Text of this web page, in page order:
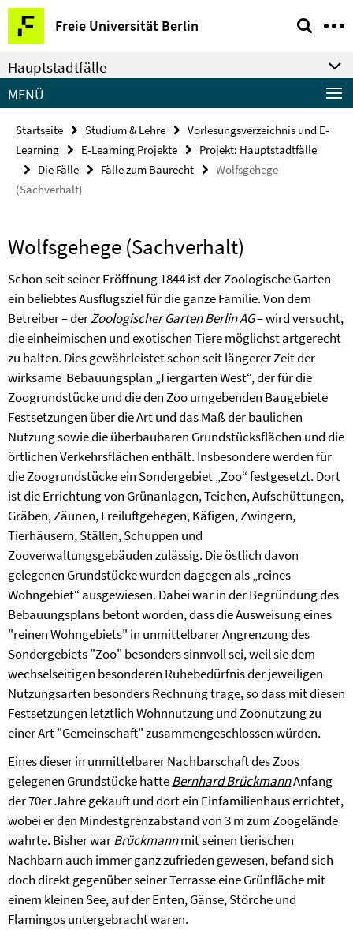
Springe
direkt
zu
Inhalt
Freie Universität Berlin
Service-
Navigation
Hauptstadtfälle
MENÜ
Startseite Studium & Lehre
Vorlesungsverzeichnis und E-
Learning
E-Learning Projekte
Projekt: Hauptstadtfälle
Die Fälle
Fälle zum Baurecht
Wolfsgehege
(Sachverhalt)
Wolfsgehege (Sachverhalt)
Schon seit seiner Eröffnung 1844 ist der Zoologische Garten
ein beliebtes Ausflugsziel für die ganze Familie. Von dem
Betreiber – derZoologischer Garten Berlin AG– wird versucht,
die einheimischen und exotischen Tiere möglichst artgerecht
zu halten. Dies gewährleistet schon seit längerer Zeit der
wirksame Bebauungsplan „Tiergarten West“, der für die
Zoogrundstücke und die den Zoo umgebenden Baugebiete
Festsetzungen über die Art und das Maß der baulichen
Nutzung sowie die überbaubaren Grundstücksflächen und die
örtlichen Verkehrsflächen enthält. Insbesondere werden für
die Zoogrundstücke ein Sondergebiet „Zoo“ festgesetzt. Dort
ist die Errichtung von Grünanlagen, Teichen, Aufschüttungen,
Gräben, Zäunen, Freiluftgehegen, Käfigen, Zwingern,
Tierhäusern, Ställen, Schuppen und
Zooverwaltungsgebäuden zulässig. Die östlich davon
gelegenen Grundstücke wurden dagegen als „reines
Wohngebiet“ ausgewiesen. Dabei war in der Begründung des
Bebauungsplans betont worden, dass die Ausweisung eines
"reinen Wohngebiets" in unmittelbarer Angrenzung des
Sondergebiets "Zoo" besonders sinnvoll sei, weil sie dem
wechselseitigen besonderen Ruhebedürfnis der jeweiligen
Nutzungsarten besonders Rechnung trage, so dass mit diesen
Festsetzungen letztlich Wohnnutzung und Zoonutzung zu
einer Art "Gemeinschaft" zusammengeschlossen würden.
Eines dieser in unmittelbarer Nachbarschaft des Zoos
gelegenen Grundstücke hatteBernhard BrückmannAnfang
der 70er Jahre gekauft und dort ein Einfamilienhaus errichtet,
wobei er den Mindestgrenzabstand von 3 m zum Zoogelände
wahrte. Bisher warBrückmannmit seinen tierischen
Nachbarn auch immer ganz zufrieden gewesen, befand sich
doch direkt gegenüber seiner Terrasse eine Grünfläche mit
einem kleinen See, auf der Enten, Gänse, Störche und
Flamingos untergebracht waren.